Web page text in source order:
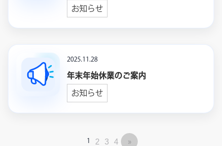
お知らせ
2025.11.28
年末年始休業のご案内
お知らせ
1 2 3 4 »